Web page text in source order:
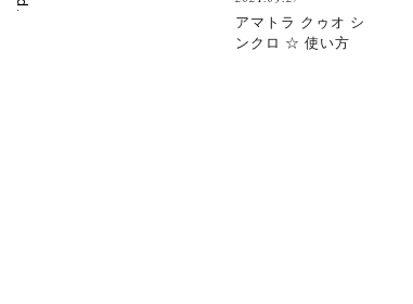
アマトラ クゥオ シ
ンクロ ☆ 使い方